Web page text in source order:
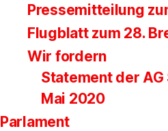
Pressemitteilung
Flugblatt zum 28.
Wir fordern
Statement der
Mai 2020
Parlament